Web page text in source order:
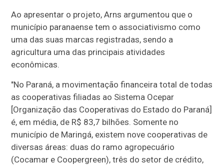
Ao apresentar o projeto, Arns argumentou que o
município paranaense tem o associativismo como
uma das suas marcas registradas, sendo a
agricultura uma das principais atividades
econômicas.
"No Paraná, a movimentação financeira total de todas
as cooperativas filiadas ao Sistema Ocepar
[Organização das Cooperativas do Estado do Paraná]
é, em média, de R$ 83,7 bilhões. Somente no
município de Maringá, existem nove cooperativas de
diversas áreas: duas do ramo agropecuário
(Cocamar e Coopergreen), três do setor de crédito,